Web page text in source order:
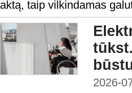
aktą, taip vilkindamas
2026-